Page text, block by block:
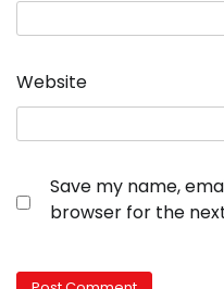
Website
Save my name,
browser for the